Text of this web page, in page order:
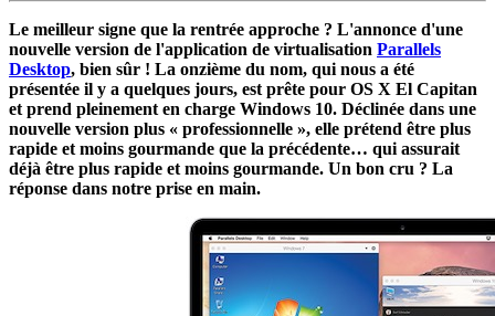
Le meilleur signe que la rentrée approche ? L'annonce d'une
nouvelle version de l'application de virtualisation Parallels
Desktop, bien sûr ! La onzième du nom, qui nous a été
présentée il y a quelques jours, est prête pour OS X El Capitan
et prend pleinement en charge Windows 10. Déclinée dans une
nouvelle version plus « professionnelle », elle prétend être plus
rapide et moins gourmande que la précédente… qui assurait
déjà être plus rapide et moins gourmande. Un bon cru ? La
réponse dans notre prise en main.